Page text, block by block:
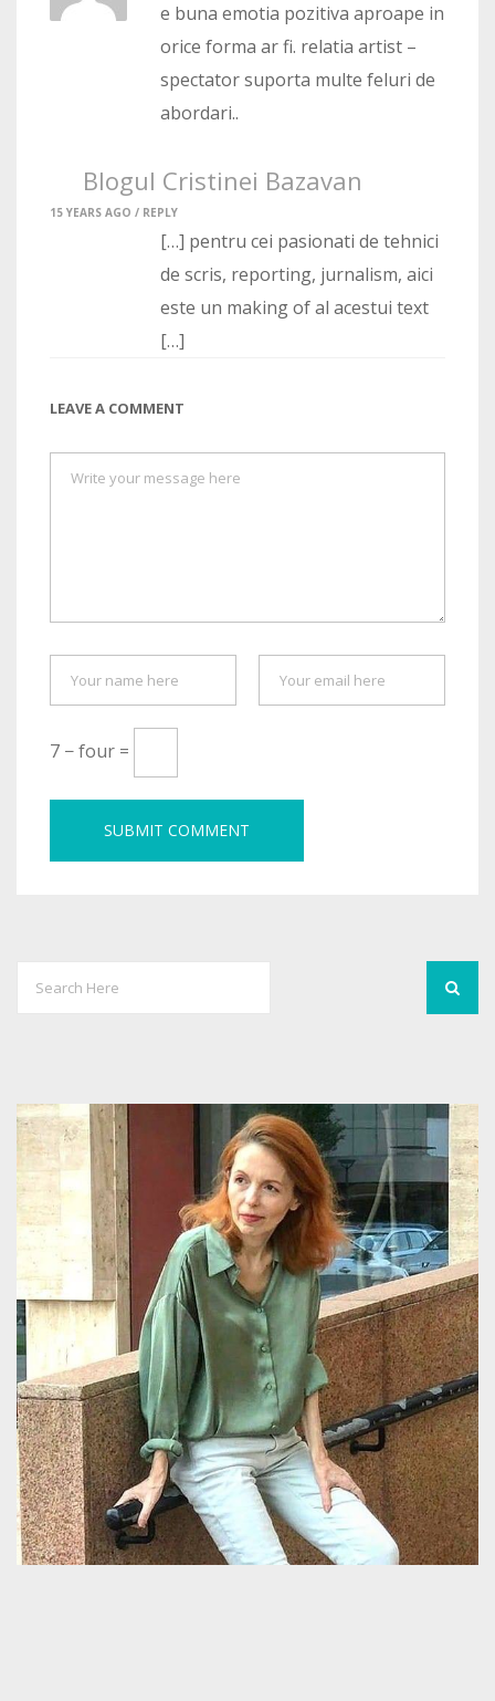
e buna emotia pozitiva aproape in
orice forma ar fi. relatia artist –
spectator suporta multe feluri de
abordari..
Blogul Cristinei Bazavan
15 YEARS AGO / REPLY
[…] pentru cei pasionati de tehnici
de scris, reporting, jurnalism, aici
este un making of al acestui text
[…]
LEAVE A COMMENT
7 − four =